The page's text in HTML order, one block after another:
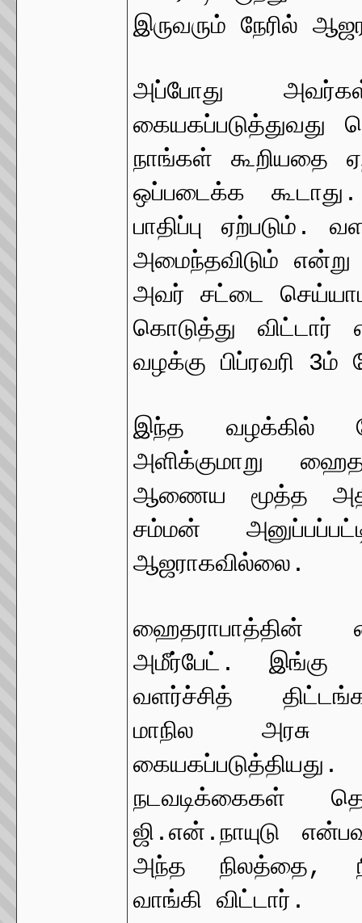
இருவரும் நேரில்
அப்போது
நாங்கள் கூறியதை
ஒப்படைக்க
பாதிப்பு ஏற்படும்.
அமைந்தவிடும்
அவர் சட்டை
கொடுத்து
வழக்கு பிப்ரவரி 3ம்
இந்த வழக்கில்
அளிக்குமாறு
ஆணைய மூத்த
சம்மன்
ஆஜராகவில்லை.
ஹைதராபாத்தின்
அமீர்பேட். இங்கு
வளர்ச்சித்
மாநில
நடவடிக்கைகள்
ஜி.என்.நாயுடு
அந்த நிலத்தை, நில
வாங்கி விட்டார்.